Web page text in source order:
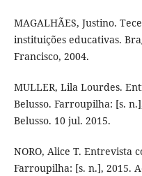
MAGALHÃES, Justino.
instituições educativas.
Francisco, 2004.
MULLER, Lila Lourdes.
Belusso. Farroupilha: [s.
Belusso. 10 jul. 2015.
NORO, Alice T. Entrevista
Farroupilha: [s. n.], 2015.